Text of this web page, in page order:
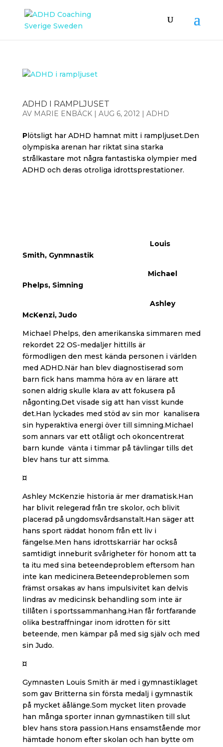
ADHD I RAMPLJUSET
AV MARIE ENBÄCK| AUG 6, 2012| ADHD
Plötsligt har ADHD hamnat mitt i rampljuset.Den
olympiska arenan har riktat sina starka
strålkastare mot några fantastiska olympier med
ADHD och deras otroliga idrottsprestationer.
Louis
Smith, Gynmnastik
Michael
Phelps, Simning
Ashley
McKenzi, Judo
Michael Phelps, den amerikanska simmaren med
rekordet 22 OS-medaljer hittills är
förmodligen den mest kända personen i världen
med ADHD.När han blev diagnostiserad som
barn fick hans mamma höra av en lärare att
sonen aldrig skulle klara av att fokusera på
någonting.Det visade sig att han visst kunde
det.Han lyckades med stöd av sin mor kanalisera
sin hyperaktiva energi över till simning.Michael
som annars var ett otåligt och okoncentrerat
barn kunde vänta i timmar på tävlingar tills det
blev hans tur att simma.
¤
Ashley McKenzie historia är mer dramatisk.Han
har blivit relegerad från tre skolor, och blivit
placerad på ungdomsvårdsanstalt.Han säger att
hans sport räddat honom från ett liv i
fängelse.Men hans idrottskarriär har också
samtidigt inneburit svårigheter för honom att ta
ta itu med sina beteendeproblem eftersom han
inte kan medicinera.Beteendeproblemen som
främst orsakas av hans impulsivitet kan delvis
lindras av medicinsk behandling som inte är
tillåten i sportssammanhang.Han får fortfarande
olika bestraffningar inom idrotten för sitt
beteende, men kämpar på med sig själv och med
sin Judo.
¤
Gymnasten Louis Smith är med i gymnastiklaget
som gav Britterna sin första medalj i gymnastik
på mycket äålänge.Som mycket liten provade
han många sporter innan gymnastiken till slut
blev hans stora passion.Hans ensamstående mor
hämtade honom efter skolan och han bytte om